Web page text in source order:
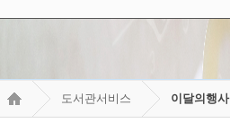
도서관서비스 이달의행사